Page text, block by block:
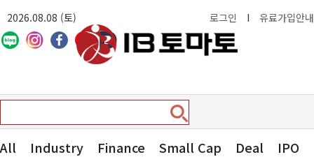
2026.08.08 (토) 로그인 I 유료가입안내
All Industry Finance Small Cap Deal IPO